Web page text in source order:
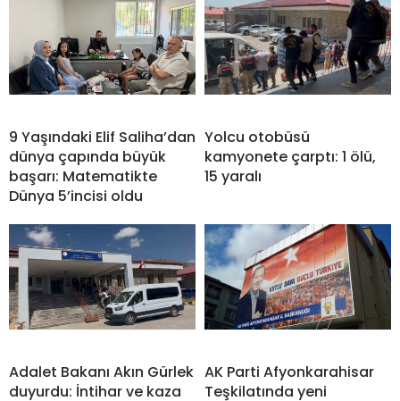
9 Yaşındaki Elif Saliha’dan
dünya çapında büyük
başarı: Matematikte
Dünya 5’incisi oldu
Yolcu otobüsü
kamyonete çarptı: 1 ölü,
15 yaralı
Adalet Bakanı Akın Gürlek
duyurdu: İntihar ve kaza
AK Parti Afyonkarahisar
Teşkilatında yeni